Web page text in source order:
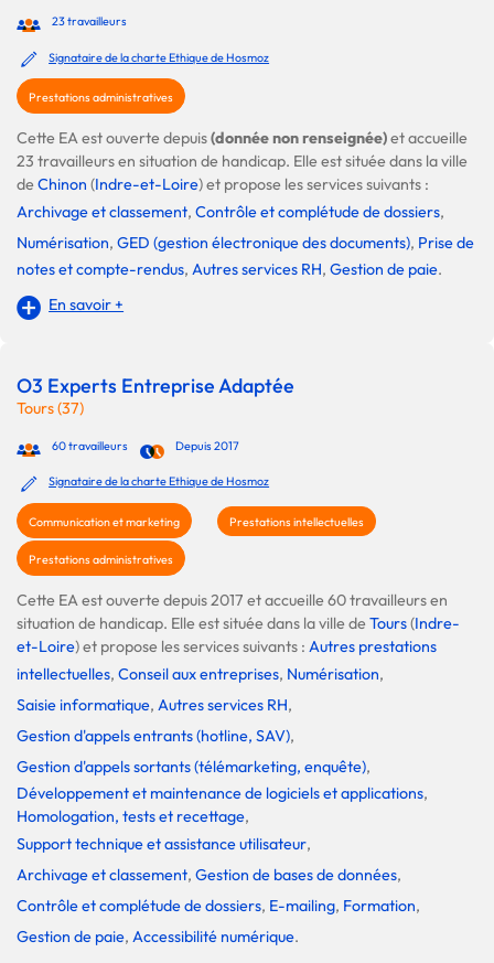
23 travailleurs
Signataire de la charte Ethique de Hosmoz
Prestations administratives
Cette EA est ouverte depuis(donnée non renseignée)et accueille
23 travailleurs en situation de handicap. Elle est située dans la ville
deChinon (Indre-et-Loire) et propose les services suivants :
Archivage et classement, Contrôle et complétude de dossiers,
Numérisation, GED (gestion électronique des documents), Prise de
notes et compte-rendus, Autres services RH, Gestion de paie.
En savoir +
O3 Experts Entreprise Adaptée
Tours (37)
60 travailleurs Depuis 2017
Signataire de la charte Ethique de Hosmoz
Communication et marketing Prestations intellectuelles
Prestations administratives
Cette EA est ouverte depuis 2017 et accueille 60 travailleurs en
situation de handicap. Elle est située dans la ville deTours(Indre-
et-Loire) et propose les services suivants : Autres prestations
intellectuelles, Conseil aux entreprises, Numérisation,
Saisie informatique, Autres services RH,
Gestion d'appels entrants (hotline, SAV),
Gestion d'appels sortants (télémarketing, enquête),
Développement et maintenance de logiciels et applications,
Homologation, tests et recettage,
Support technique et assistance utilisateur,
Archivage et classement, Gestion de bases de données,
Contrôle et complétude de dossiers, E-mailing, Formation,
Gestion de paie, Accessibilité numérique.